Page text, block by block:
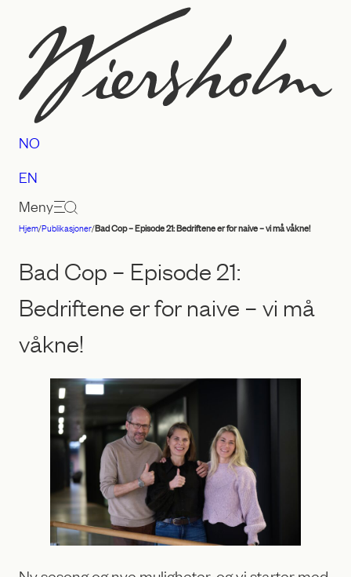
innhold
Advokatfirmaet
Wiersholm
NO
EN
Meny
Hjem/Publikasjoner/Bad Cop – Episode 21: Bedriftene er for naive – vi må våkne!
Bad Cop – Episode 21:
Bedriftene er for naive – vi må
våkne!